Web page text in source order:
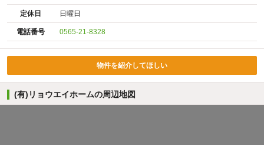
定休日 日曜日
電話番号 0565-21-8328
物件を紹介してほしい
(有)リョウエイホームの周辺地図